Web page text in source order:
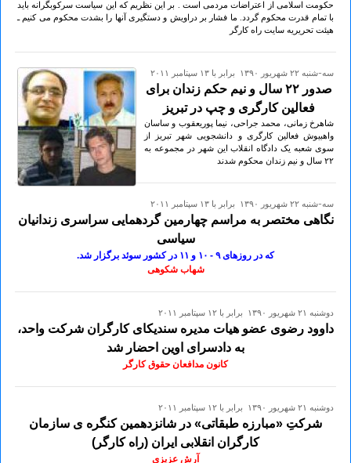
حکومت اسلامی از اعتراضات مردمی است . بر این نظریم که این سیاست سرکوبگرانه باید
با تمام قدرت محکوم گردد. ما فشار بر دراویش و دستگیری آنها را بشدت محکوم می کنیم ـ
هیئت تحریریه سایت راه کارگر
سه-شنبه ۲۲ شهريور ۱۳۹۰ برابر با ۱۳ سپتامبر ۲۰۱۱
صدور ۲۲ سال و نیم حکم زندان برای
فعالین کارگری و چپ در تبریز
شاهرخ زمانی، محمد جراحی، نیما پوریعقوب و ساسان
واهبیوش فعالین کارگری و دانشجویی شهر تبریز از
سوی شعبه یک دادگاه انقلاب این شهر در مجموعه به
۲۲ سال و نیم زندان محکوم شدند
سه-شنبه ۲۲ شهريور ۱۳۹۰ برابر با ۱۳ سپتامبر ۲۰۱۱
نگاهی مختصر به مراسم چهارمین گردهمایی سراسری زندانیان
سیاسی
که در روزهای ۹ - ۱٠ و ۱۱ در کشور سوئد برگزار شد.
شهاب شکوهی
دوشنبه ۲۱ شهريور ۱۳۹۰ برابر با ۱۲ سپتامبر ۲۰۱۱
داوود رضوی عضو هیات مدیره سندیکای کارگران شرکت واحد،
به دادسرای اوین احضار شد
کانون مدافعان حقوق کارگر
دوشنبه ۲۱ شهريور ۱۳۹۰ برابر با ۱۲ سپتامبر ۲۰۱۱
شرکتِ «مبارزه طبقاتی» در شانزدهمین کنگره ی سازمان
کارگران انقلابی ایران (راه کارگر)
آرش عزیزی